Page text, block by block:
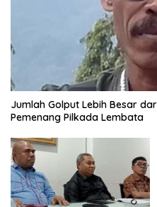
Jumlah Golput Lebih Besar
Pemenang Pilkada Lembata